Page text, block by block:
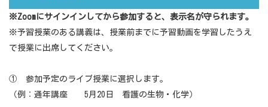
※Zoomにサインインしてから参加すると、表示名が守られます。
※予習授業のある講義は、授業前までに予習動画を学習したうえ
で授業に出席してください。
① 参加予定のライブ授業に選択します。
（例：通年講座 5月20日 看護の生物・化学）